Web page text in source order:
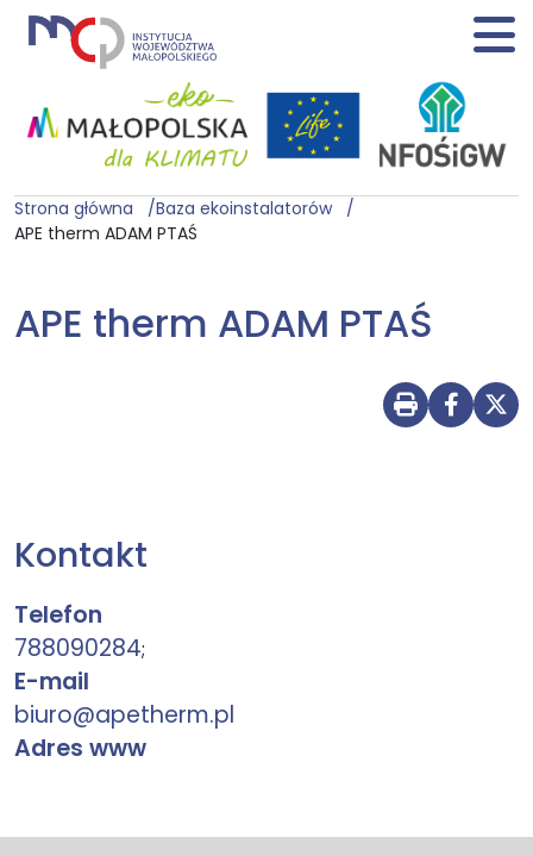
Strona główna
Baza ekoinstalatorów
APE therm ADAM PTAŚ
APE therm ADAM PTAŚ
Drukuj
Kontakt
Telefon
788090284;
E-mail
biuro@apetherm.pl
Adres www